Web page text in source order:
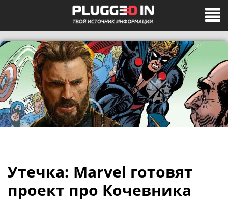
Утечка: Marvel готовят
проект про Кочевника